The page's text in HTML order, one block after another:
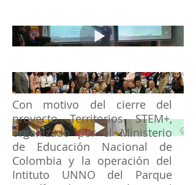
Con motivo del cierre del
proyecto Territorios STEM+,
organizado por el Ministerio
de Educación Nacional de
Colombia y la operación del
Intituto UNNO del Parque